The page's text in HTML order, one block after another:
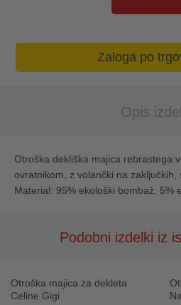
Zaloga po
Opis
Otroška dekliška majica rebrastega
ovratnikom, z volančki na zaključkih,
Material: 95% ekološki bombaž, 5%
Podobni izdelki iz
Otroška majica za dekleta
Celine Gigi